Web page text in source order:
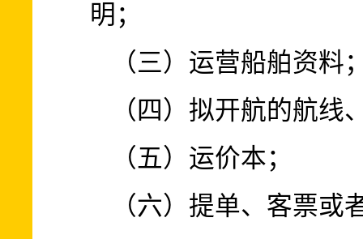
明；
（三）运营船舶资料
（四）拟开航的航线
（五）运价本；
（六）提单、客票或